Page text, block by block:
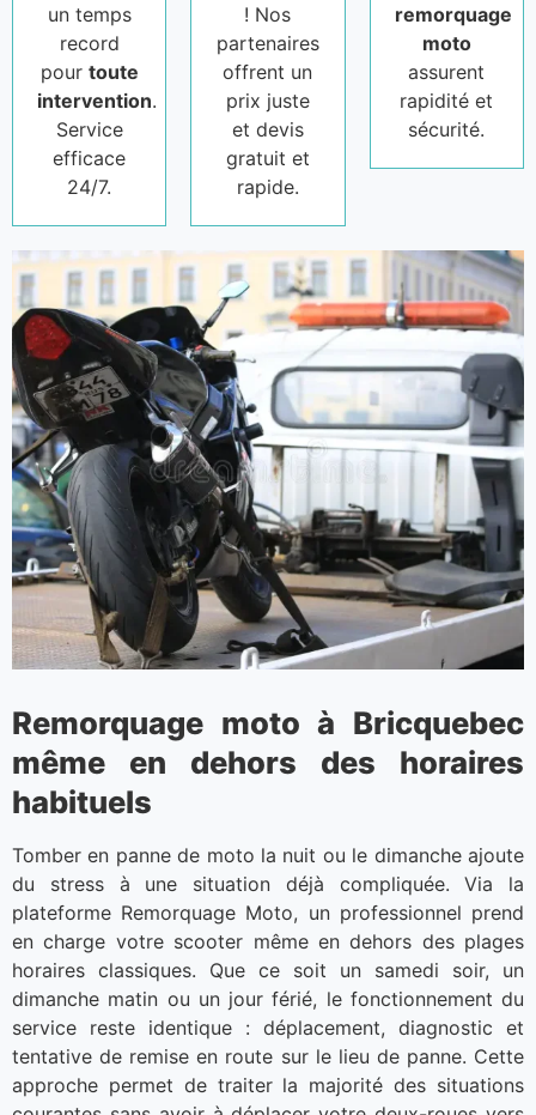
un temps
record
pour toute
intervention.
Service
efficace
24/7.
! Nos
partenaires
offrent un
prix juste
et devis
gratuit et
rapide.
remorquage
moto
assurent
rapidité et
sécurité.
Remorquage moto à Bricquebec
même en dehors des horaires
habituels
Tomber en panne de moto la nuit ou le dimanche ajoute
du stress à une situation déjà compliquée. Via la
plateforme Remorquage Moto, un professionnel prend
en charge votre scooter même en dehors des plages
horaires classiques. Que ce soit un samedi soir, un
dimanche matin ou un jour férié, le fonctionnement du
service reste identique : déplacement, diagnostic et
tentative de remise en route sur le lieu de panne. Cette
approche permet de traiter la majorité des situations